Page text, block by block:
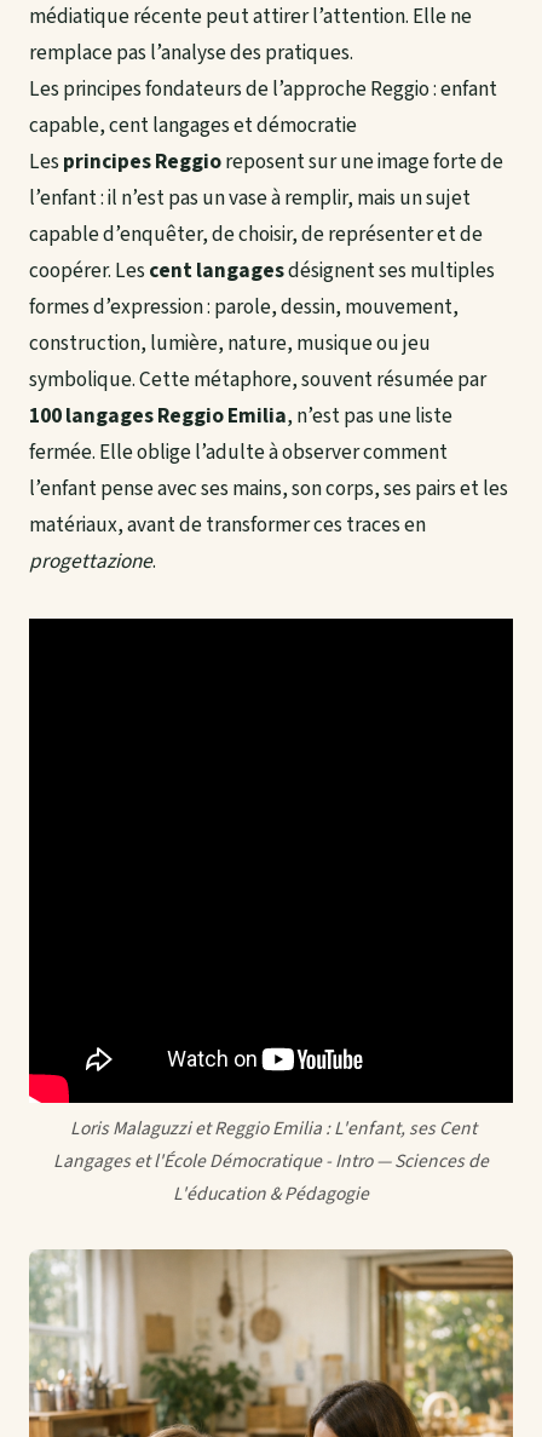
médiatique récente peut attirer l’attention. Elle ne
remplace pas l’analyse des pratiques.
Les principes fondateurs de l’approche Reggio : enfant
capable, cent langages et démocratie
Lesprincipes Reggioreposent sur une image forte de
l’enfant : il n’est pas un vase à remplir, mais un sujet
capable d’enquêter, de choisir, de représenter et de
coopérer. Lescent langagesdésignent ses multiples
formes d’expression : parole, dessin, mouvement,
construction, lumière, nature, musique ou jeu
symbolique. Cette métaphore, souvent résumée par
100 langages Reggio Emilia, n’est pas une liste
fermée. Elle oblige l’adulte à observer comment
l’enfant pense avec ses mains, son corps, ses pairs et les
matériaux, avant de transformer ces traces en
progettazione.
‍ Loris Malaguzzi et Reggio Emilia : L'enfant, ses Cent
Langages et l'École Démocratique - Intro — Sciences de
L'éducation & Pédagogie